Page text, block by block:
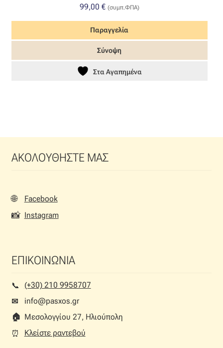
99,00 € (συμπ.ΦΠΑ)
Παραγγελία
Σύνοψη
Στα Αγαπημένα
ΑΚΟΛΟΥΘΗΣΤΕ ΜΑΣ
🌐 Facebook
📸 Instagram
ΕΠΙΚΟΙΝΩΝΙΑ
📞︎
(+30) 210 9958707
✉
info@pasxos.gr
🏠︎ Μεσολογγίου 27, Ηλιούπολη
⏰︎
Κλείστε ραντεβού